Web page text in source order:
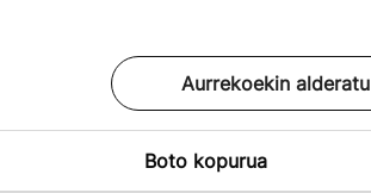
Aurrekoekin alderatu
Boto kopurua